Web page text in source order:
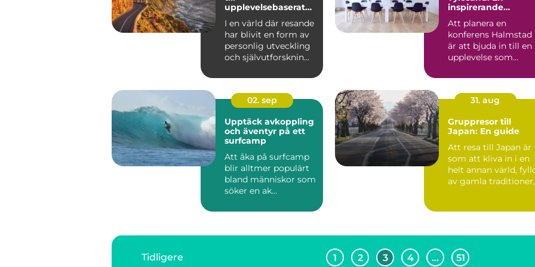
upplevelsebaserat
I en värld där resande
har blivit en form av
personlig utveckling
och självutforsknin...
inspirerande
Att planera en
konferens Halmstad
är att bjuda in till en
upplevelse som
02. sep
Upptäck avkoppling
och äventyr på ett
surfcamp
Att åka på surfcamp
blir alltmer populärt
bland människor som
söker en ak...
31. aug
Gruppresor till
Japan: En guide
Att resa till Japan är
som att kliva in i en
helt annan värld,
av gamla
Tidligere 1 2 3 4 … 51